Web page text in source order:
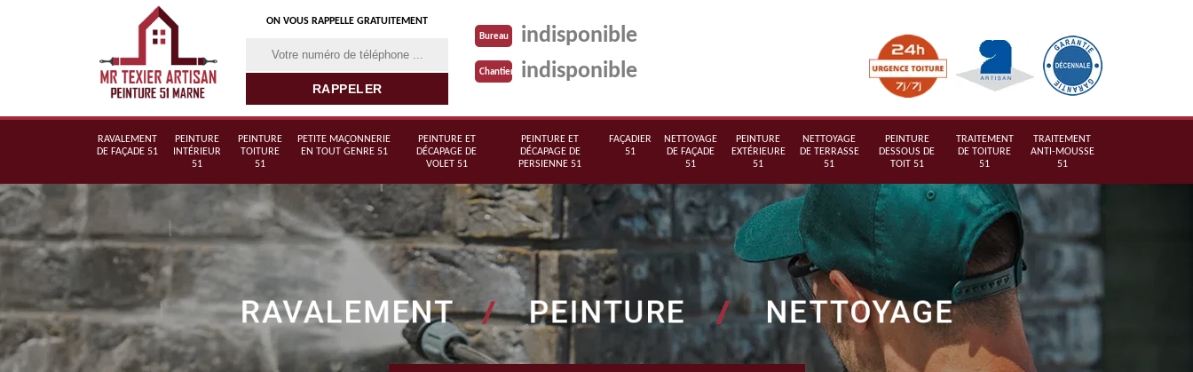
ON VOUS RAPPELLE GRATUITEMENT
Bureau indisponible
Chantier indisponible
RAVALEMENT
DE FAÇADE 51
PEINTURE
INTÉRIEUR
51
PEINTURE
TOITURE
51
PETITE MAÇONNERIE
EN TOUT GENRE 51
PEINTURE ET
DÉCAPAGE DE
VOLET 51
PEINTURE ET
DÉCAPAGE DE
PERSIENNE 51
FAÇADIER
51
NETTOYAGE
DE FAÇADE
51
PEINTURE
EXTÉRIEURE
51
NETTOYAGE
DE TERRASSE
51
PEINTURE
DESSOUS DE
TOIT 51
TRAITEMENT
DE TOITURE
51
TRAITEMENT
ANTI-MOUSSE
51